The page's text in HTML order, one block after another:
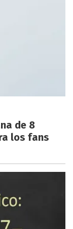
de 8
los fans